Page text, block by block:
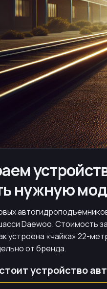
нужную
Daewoo. Стоимость
устроена «чайка» 22-
от бренда.
устройство